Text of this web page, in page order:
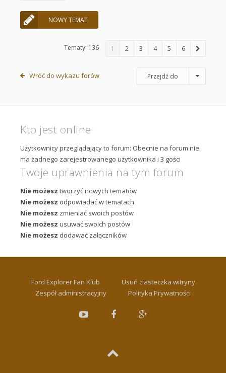
NOWY TEMAT
Tematy: 136 1 2 3 4 5 6
Wróć do wykazu forów Przejdź do
Kto jest online
Użytkownicy przeglądający to forum: Obecnie na forum nie
ma żadnego zarejestrowanego użytkownika i 3 gości
Twoje uprawnienia na tym forum
Nie możesz tworzyć nowych tematów
Nie możesz odpowiadać w tematach
Nie możesz zmieniać swoich postów
Nie możesz usuwać swoich postów
Nie możesz dodawać załączników
Ford Explorer Fan Klub
Usuń ciasteczka witryny
Zespół administracyjny
Polityka Prywatności